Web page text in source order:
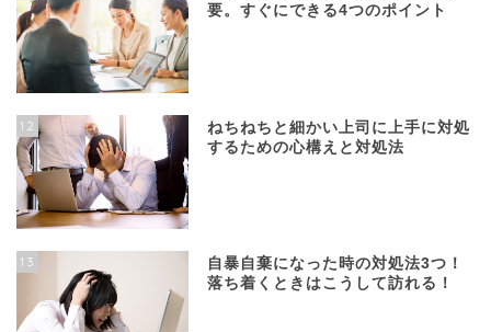
要。すぐにできる4つのポイント
12
ねちねちと細かい上司に上手に対処
するための心構えと対処法
13
自暴自棄になった時の対処法3つ！
落ち着くときはこうして訪れる！